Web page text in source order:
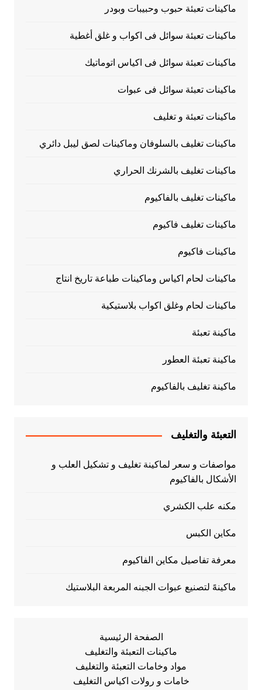
ماكينات تعبئة حبوب وحبيبات وبودر
ماكينات تعبئة سوائل فى اكواب و غلق أغطية
ماكينات تعبئة سوائل فى اكياس اتوماتيك
ماكينات تعبئة سوائل فى عبوات
ماكينات تعبئة و تغليف
ماكينات تغليف بالسلوفان وماكينات لصق ليبل دائري
ماكينات تغليف بالشرنك الحراري
ماكينات تغليف بالفاكيوم
ماكينات تغليف فاكيوم
ماكينات فاكيوم
ماكينات لحام اكياس وماكينات طباعة تاريخ انتاج
ماكينات لحام وغلق اكواب بلاستيكية
ماكينة تعبئة
ماكينة تعبئة العطور
ماكينة تغليف بالفاكيوم
التعبئة والتغليف
مواصفات و سعر لماكينة تغليف و تشكيل العلب و
الأشكال بالفاكيوم
مكنه علب الكشري
مكاين الكبس
معرفة تفاصيل مكاين الفاكيوم
ماكينهً لتصنيع عبوات الجبنه المربعة البلاستيك
الصفحة الرئيسية
ماكينات التعبئة والتغليف
مواد وخامات التعبئة والتغليف
خامات و رولات اكياس التغليف